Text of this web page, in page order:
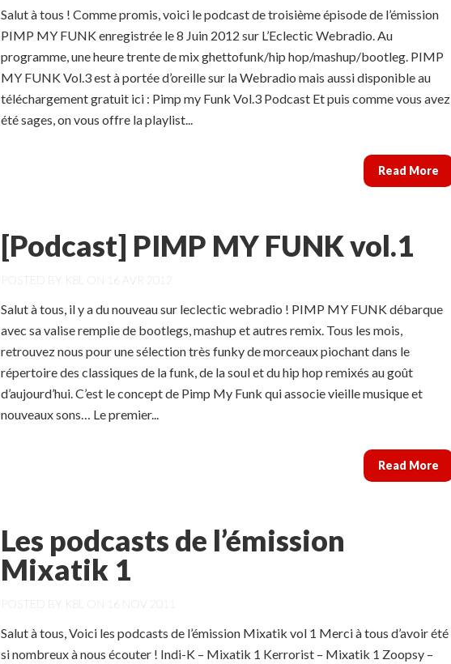
Salut à tous ! Comme promis, voici le podcast de troisième épisode de l’émission
PIMP MY FUNK enregistrée le 8 Juin 2012 sur L’Eclectic Webradio. Au
programme, une heure trente de mix ghettofunk/hip hop/mashup/bootleg. PIMP
MY FUNK Vol.3 est à portée d’oreille sur la Webradio mais aussi disponible au
téléchargement gratuit ici : Pimp my Funk Vol.3 Podcast Et puis comme vous avez
été sages, on vous offre la playlist...
Read More
[Podcast] PIMP MY FUNK vol.1
POSTED BY K8L ON 16 AVR 2012
Salut à tous, il y a du nouveau sur leclectic webradio ! PIMP MY FUNK débarque
avec sa valise remplie de bootlegs, mashup et autres remix. Tous les mois,
retrouvez nous pour une sélection très funky de morceaux piochant dans le
répertoire des classiques de la funk, de la soul et du hip hop remixés au goût
d’aujourd’hui. C’est le concept de Pimp My Funk qui associe vieille musique et
nouveaux sons… Le premier...
Read More
Les podcasts de l’émission
Mixatik 1
POSTED BY K8L ON 16 NOV 2011
Salut à tous, Voici les podcasts de l’émission Mixatik vol 1 Merci à tous d’avoir été
si nombreux à nous écouter ! Indi-K – Mixatik 1 Kerrorist – Mixatik 1 Zoopsy –